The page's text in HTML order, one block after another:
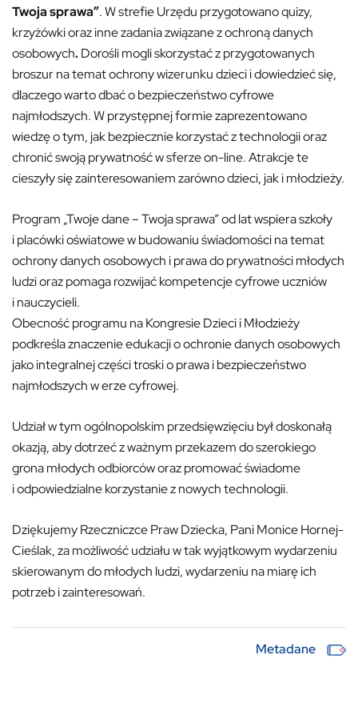
Twoja sprawa”. W strefie Urzędu przygotowano quizy,
krzyżówki oraz inne zadania związane z ochroną danych
osobowych.Dorośli mogli skorzystać z przygotowanych
broszur na temat ochrony wizerunku dzieci i dowiedzieć się,
dlaczego warto dbać o bezpieczeństwo cyfrowe
najmłodszych. W przystępnej formie zaprezentowano
wiedzę o tym, jak bezpiecznie korzystać z technologii oraz
chronić swoją prywatność w sferze on-line. Atrakcje te
cieszyły się zainteresowaniem zarówno dzieci, jak i młodzieży.
Program „Twoje dane – Twoja sprawa” od lat wspiera szkoły
i placówki oświatowe w budowaniu świadomości na temat
ochrony danych osobowych i prawa do prywatności młodych
ludzi oraz pomaga rozwijać kompetencje cyfrowe uczniów
i nauczycieli.
Obecność programu na Kongresie Dzieci i Młodzieży
podkreśla znaczenie edukacji o ochronie danych osobowych
jako integralnej części troski o prawa i bezpieczeństwo
najmłodszych w erze cyfrowej.
Udział w tym ogólnopolskim przedsięwzięciu był doskonałą
okazją, aby dotrzeć z ważnym przekazem do szerokiego
grona młodych odbiorców oraz promować świadome
i odpowiedzialne korzystanie z nowych technologii.
Dziękujemy Rzeczniczce Praw Dziecka, Pani Monice Hornej-
Cieślak, za możliwość udziału w tak wyjątkowym wydarzeniu
skierowanym do młodych ludzi, wydarzeniu na miarę ich
potrzeb i zainteresowań.
Metadane